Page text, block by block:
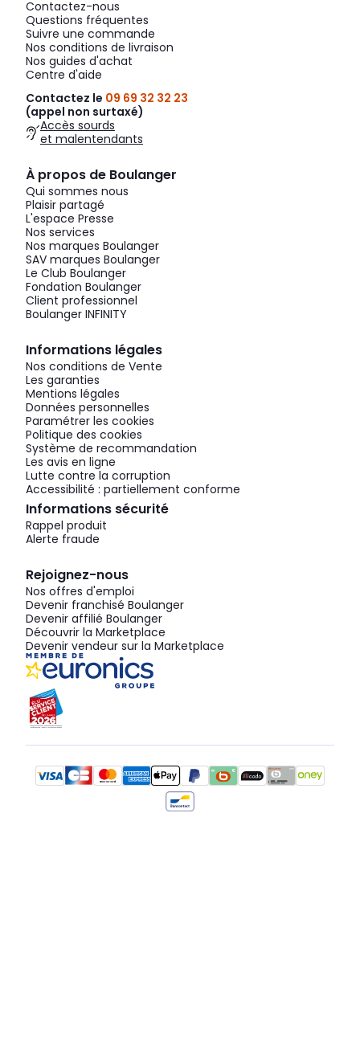
Contactez-nous
Questions fréquentes
Suivre une commande
Nos conditions de livraison
Nos guides d'achat
Centre d'aide
Contactez le 09 69 32 32 23
(appel non surtaxé)
Accès sourds
et malentendants
À propos de Boulanger
Qui sommes nous
Plaisir partagé
L'espace Presse
Nos services
Nos marques Boulanger
SAV marques Boulanger
Le Club Boulanger
Fondation Boulanger
Client professionnel
Boulanger INFINITY
Informations légales
Nos conditions de Vente
Les garanties
Mentions légales
Données personnelles
Paramétrer les cookies
Politique des cookies
Système de recommandation
Les avis en ligne
Lutte contre la corruption
Accessibilité : partiellement conforme
Informations sécurité
Rappel produit
Alerte fraude
Rejoignez-nous
Nos offres d'emploi
Devenir franchisé Boulanger
Devenir affilié Boulanger
Découvrir la Marketplace
Devenir vendeur sur la Marketplace